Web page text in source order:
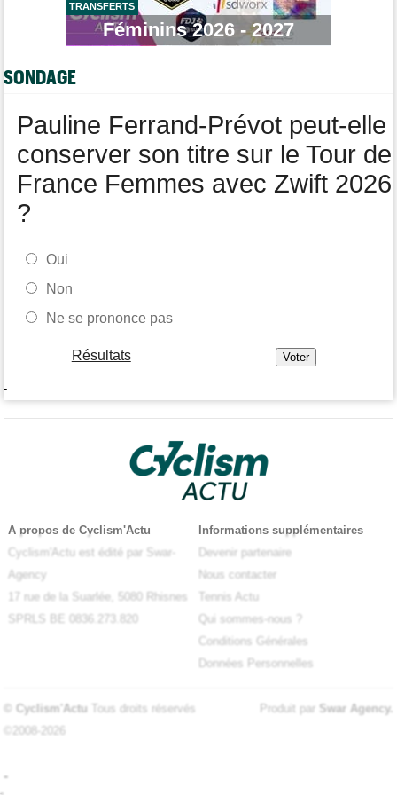
semaine
Cyclism’Actu recrute des rédacteurs… si cela vous intéresse,
Pogacar ?
TRANSFERTS
Féminins 2026 - 2027
SONDAGE
Pauline Ferrand-Prévot peut-elle
conserver son titre sur le Tour de
France Femmes avec Zwift 2026
?
Oui
Non
Ne se prononce pas
Résultats
-
A propos de Cyclism'Actu
Cyclism'Actu est édité par Swar-
Agency
17 rue de la Suarlée, 5080 Rhisnes
SPRLS BE 0836.273.820
Informations supplémentaires
Devenir partenaire
Nous contacter
Tennis Actu
Qui sommes-nous ?
Conditions Générales
Données Personnelles
© Cyclism'Actu Tous droits réservés
©2008-2026
Produit par Swar Agency.
-